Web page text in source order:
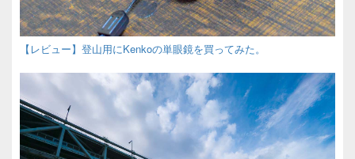
【レビュー】登山用にKenkoの単眼鏡を買ってみた。